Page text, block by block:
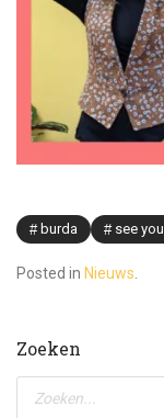
burda see
Posted in Nieuws
Zoeken
Producten
zoeken